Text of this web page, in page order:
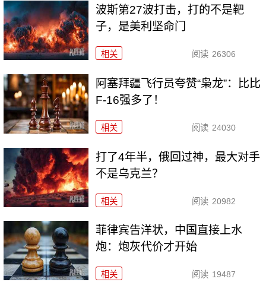
波斯第27波打击，打的不是靶
子，是美利坚命门
相关 阅读 26306
阿塞拜疆飞行员夸赞“枭龙”：比比
F-16强多了！
相关 阅读 24030
打了4年半，俄回过神，最大对手
不是乌克兰？
相关 阅读 20982
菲律宾告洋状，中国直接上水
炮：炮灰代价才开始
相关 阅读 19487